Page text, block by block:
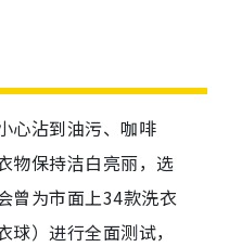
心沾到油污、咖啡
物保持洁白亮丽，选
曾为市面上34款洗衣
）进行全面测试，